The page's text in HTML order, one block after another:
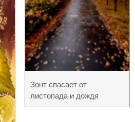
Зонт спасает от
листопада и дождя